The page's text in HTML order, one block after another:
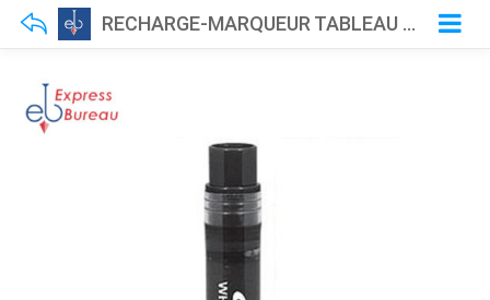
RECHARGE-MARQUEUR TABLEAU GXIN 400M NOIR